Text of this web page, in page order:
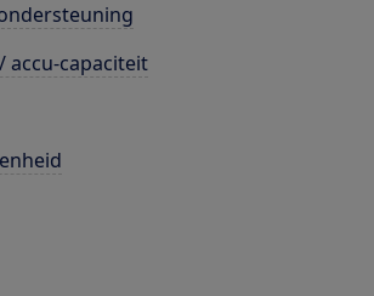
accu-capaciteit